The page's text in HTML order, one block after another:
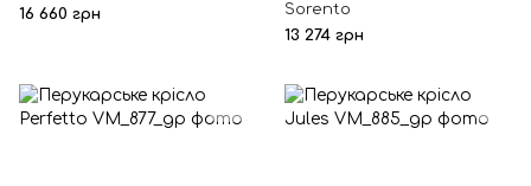
16 660 грн
Sorento
13 274 грн